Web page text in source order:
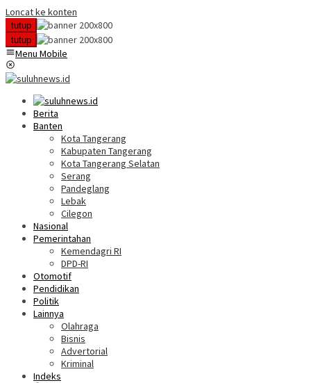
Loncat ke konten
tutup
tutup
Menu Mobile
Berita
Banten
Kota Tangerang
Kabupaten Tangerang
Kota Tangerang Selatan
Serang
Pandeglang
Lebak
Cilegon
Nasional
Pemerintahan
Kemendagri RI
DPD-RI
Otomotif
Pendidikan
Politik
Lainnya
Olahraga
Bisnis
Advertorial
Kriminal
Indeks